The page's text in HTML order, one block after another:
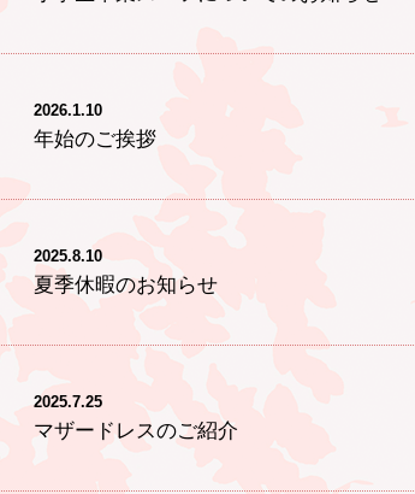
2026.1.10
年始のご挨拶
2025.8.10
夏季休暇のお知らせ
2025.7.25
マザードレスのご紹介